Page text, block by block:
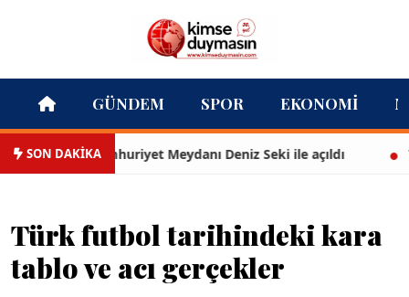
GÜNDEM SPOR EKONOMI
SON DAKİKA
Çandarlı Cumhuriyet Meydanı Deniz Seki ile açıldı
Türk futbol tarihindeki kara
tablo ve acı gerçekler